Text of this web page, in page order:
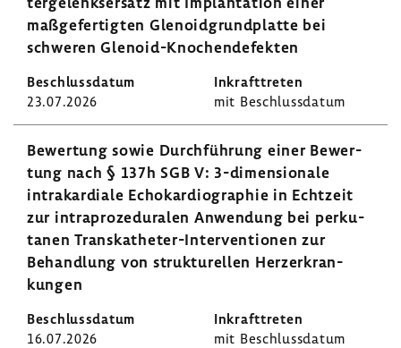
maßge­fer­tigten Gleno­id­grund­platte bei
schweren Glenoid-​Knochendefekten
23.07.2026 mit Beschluss­datum
Bewer­tung sowie Durch­füh­rung einer Bewer­
tung nach § 137h SGB V: 3-​dimensionale
intra­kar­diale Echo­kar­dio­gra­phie in Echt­zeit
zur intra­pro­ze­du­ralen Anwen­dung bei perku­
tanen Transkatheter-​Interventionen zur
Behand­lung von struk­tu­rellen Herz­er­kran­
kungen
16.07.2026 mit Beschluss­datum